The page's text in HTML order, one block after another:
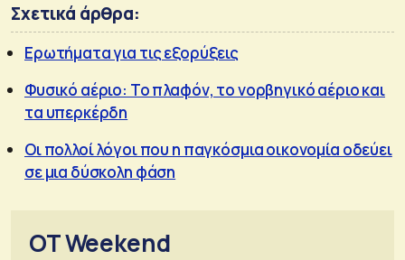
Σχετικά άρθρα:
Ερωτήματα για τις εξορύξεις
Φυσικό αέριο: Το πλαφόν, το νορβηγικό αέριο και
τα υπερκέρδη
Οι πολλοί λόγοι που η παγκόσμια οικονομία οδεύει
σε μια δύσκολη φάση
OT Weekend